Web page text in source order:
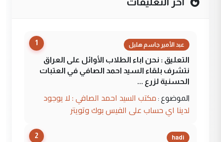
1 عبد الأمير جاسم هليل
التعليق : نحن اباء الطلاب الأوائل على العراق
نتشرف بلقاء السيد احمد الصافي في العتبات
الحسنية لزرع ...
الموضوع : مكتب السيد احمد الصافي : لا يوجود
لدينا اي حساب على الفيس بوك وتويتر
2 hadi